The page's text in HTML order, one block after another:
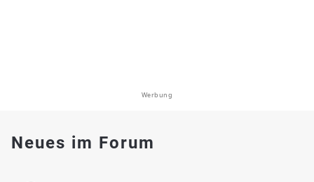
Werbung
Neues im Forum